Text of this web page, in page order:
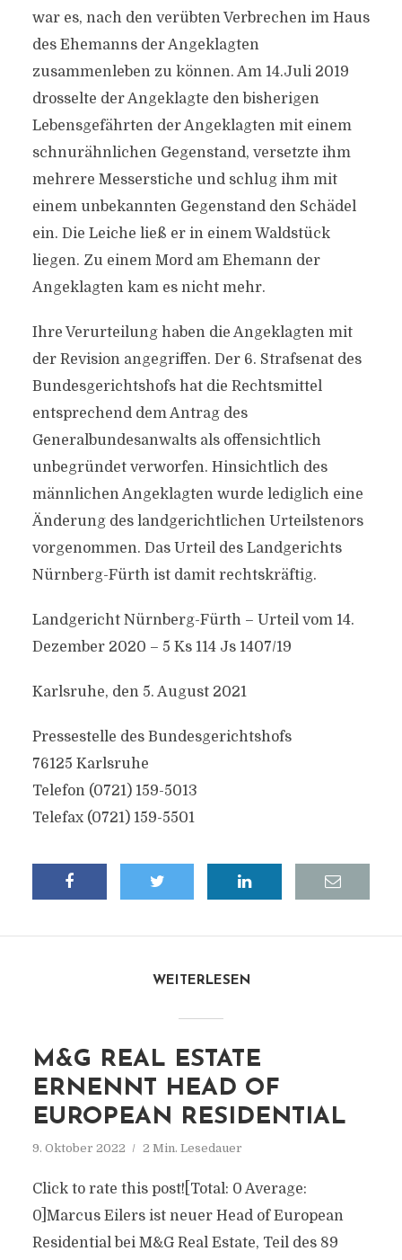
war es, nach den verübten Verbrechen im Haus
des Ehemanns der Angeklagten
zusammenleben zu können. Am 14.Juli 2019
drosselte der Angeklagte den bisherigen
Lebensgefährten der Angeklagten mit einem
schnurähnlichen Gegenstand, versetzte ihm
mehrere Messerstiche und schlug ihm mit
einem unbekannten Gegenstand den Schädel
ein. Die Leiche ließ er in einem Waldstück
liegen. Zu einem Mord am Ehemann der
Angeklagten kam es nicht mehr.
Ihre Verurteilung haben die Angeklagten mit
der Revision angegriffen. Der 6. Strafsenat des
Bundesgerichtshofs hat die Rechtsmittel
entsprechend dem Antrag des
Generalbundesanwalts als offensichtlich
unbegründet verworfen. Hinsichtlich des
männlichen Angeklagten wurde lediglich eine
Änderung des landgerichtlichen Urteilstenors
vorgenommen. Das Urteil des Landgerichts
Nürnberg-Fürth ist damit rechtskräftig.
Landgericht Nürnberg-Fürth – Urteil vom 14.
Dezember 2020 – 5 Ks 114 Js 1407/19
Karlsruhe, den 5. August 2021
Pressestelle des Bundesgerichtshofs
76125 Karlsruhe
Telefon (0721) 159-5013
Telefax (0721) 159-5501
WEITERLESEN
M&G REAL ESTATE
ERNENNT HEAD OF
EUROPEAN RESIDENTIAL
9. Oktober 2022 2 Min. Lesedauer
Click to rate this post![Total: 0 Average:
0]Marcus Eilers ist neuer Head of European
Residential bei M&G Real Estate, Teil des 89